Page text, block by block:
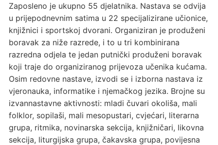
Zaposleno je ukupno 55 djelatnika. Nastava se odvija
u prijepodnevnim satima u 22 specijalizirane učionice,
knjižnici i sportskoj dvorani. Organiziran je produženi
boravak za niže razrede, i to u tri kombinirana
razredna odjela te jedan putnički produženi boravak
koji traje do organiziranog prijevoza učenika kućama.
Osim redovne nastave, izvodi se i izborna nastava iz
vjeronauka, informatike i njemačkog jezika. Brojne su
izvannastavne aktivnosti: mladi čuvari okoliša, mali
folklor, sopilaši, mali mesopustari, cvjećari, literarna
grupa, ritmika, novinarska sekcija, knjižničari, likovna
sekcija, liturgijska grupa, čakavska grupa, povijesna